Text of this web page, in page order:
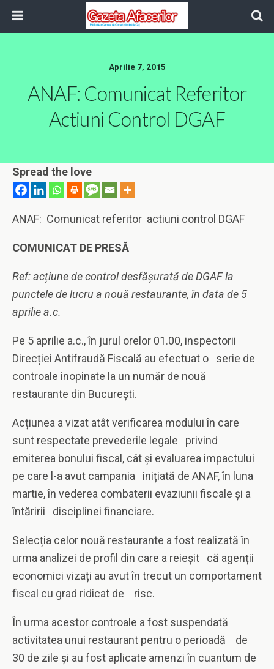
Aprilie 7, 2015
ANAF: Comunicat Referitor
Actiuni Control DGAF
Spread the love
ANAF: Comunicat referitor actiuni control DGAF
COMUNICAT DE PRESĂ
Ref: acțiune de control desfășurată de DGAF la
punctele de lucru a nouă restaurante, în data de 5
aprilie a.c.
Pe 5 aprilie a.c., în jurul orelor 01.00, inspectorii
Direcției Antifraudă Fiscală au efectuat o serie de
controale inopinate la un număr de nouă
restaurante din București.
Acțiunea a vizat atât verificarea modului în care
sunt respectate prevederile legale privind
emiterea bonului fiscal, cât și evaluarea impactului
pe care l-a avut campania inițiată de ANAF, în luna
martie, în vederea combaterii evaziunii fiscale și a
întăririi disciplinei financiare.
Selecția celor nouă restaurante a fost realizată în
urma analizei de profil din care a reieșit că agenții
economici vizați au avut în trecut un comportament
fiscal cu grad ridicat de risc.
În urma acestor controale a fost suspendată
activitatea unui restaurant pentru o perioadă de
30 de zile și au fost aplicate amenzi în cuantum de